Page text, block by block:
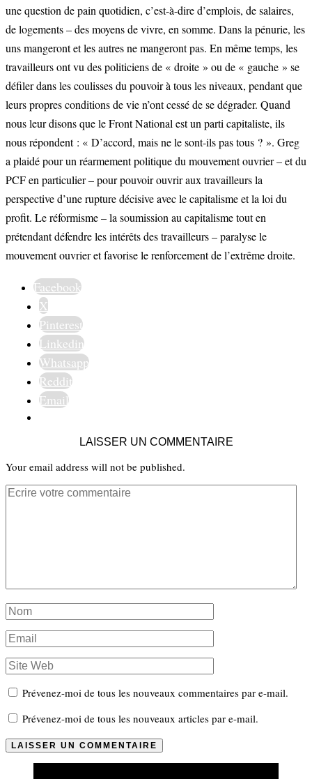
une question de pain quotidien, c’est-à-dire d’emplois, de salaires,
de logements – des moyens de vivre, en somme. Dans la pénurie, les
uns mangeront et les autres ne mangeront pas. En même temps, les
travailleurs ont vu des politiciens de « droite » ou de « gauche » se
défiler dans les coulisses du pouvoir à tous les niveaux, pendant que
leurs propres conditions de vie n’ont cessé de se dégrader. Quand
nous leur disons que le Front National est un parti capitaliste, ils
nous répondent : « D’accord, mais ne le sont-ils pas tous ? ». Greg
a plaidé pour un réarmement politique du mouvement ouvrier – et du
PCF en particulier – pour pouvoir ouvrir aux travailleurs la
perspective d’une rupture décisive avec le capitalisme et la loi du
profit. Le réformisme – la soumission au capitalisme tout en
prétendant défendre les intérêts des travailleurs – paralyse le
mouvement ouvrier et favorise le renforcement de l’extrême droite.
Facebook
X
Pinterest
Linkedin
Whatsapp
Reddit
Email
LAISSER UN COMMENTAIRE
Your email address will not be published.
Prévenez-moi de tous les nouveaux commentaires par e-mail.
Prévenez-moi de tous les nouveaux articles par e-mail.